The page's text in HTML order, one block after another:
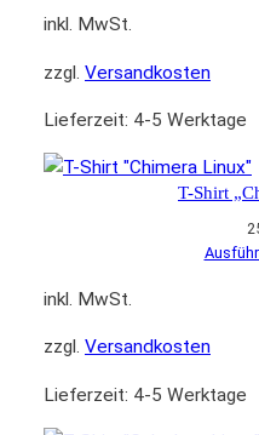
inkl. MwSt.
zzgl. Versandkosten
Lieferzeit: 4-5 Werktage
T-Shirt
inkl. MwSt.
zzgl. Versandkosten
Lieferzeit: 4-5 Werktage